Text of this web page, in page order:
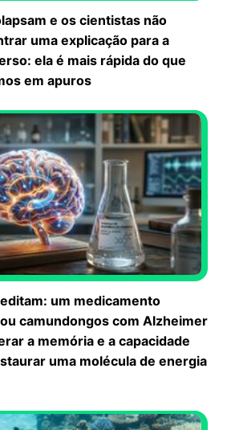
e os cientistas não
uma explicação para a
ela é mais rápida do que
em apuros
um medicamento
camundongos com Alzheimer
a memória e a capacidade
uma molécula de energia